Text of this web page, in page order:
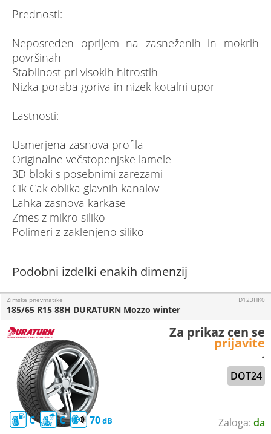
Prednosti:
Neposreden oprijem na zasneženih in mokrih
površinah
Stabilnost pri visokih hitrostih
Nizka poraba goriva in nizek kotalni upor
Lastnosti:
Usmerjena zasnova profila
Originalne večstopenjske lamele
3D bloki s posebnimi zarezami
Cik Cak oblika glavnih kanalov
Lahka zasnova karkase
Zmes z mikro siliko
Polimeri z zaklenjeno siliko
Podobni izdelki enakih dimenzij
da
Zimske pnevmatike
C C 70
DOT24
185/65 R15 88H DURATURN Mozzo winter
D123HK0
Za prikaz cen se
prijavite
.